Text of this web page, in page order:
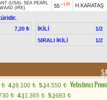
(USA)- SEA PEARL
(IRE) 55 +1.00 H.KARATAŞ
7,20 ₺ İKİLİ 1/2
SIRALI İKİLİ
1/2
t 4.)9.100 t 5.)4.550 t Yetistirici
t 4.)1.365 t 5.)683 t